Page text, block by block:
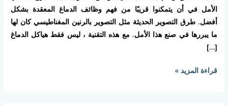
الأمل في أن يتمكنوا قريبًا من فهم وظائف الدماغ المعقدة بشكل
أفضل. طرق التصوير الحديثة مثل التصوير بالرنين المغناطيسي كان لها
ما يبررها في صنع هذا الأمل. مع هذه التقنية ، ليس فقط هياكل الدماغ
[…]
قراءة المزيد »